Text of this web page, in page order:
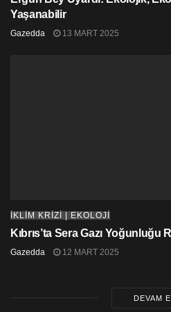
Yaşanabilir
Gazedda 13 MART 2025
İKLİM KRİZİ | EKOLOJİ
Kıbrıs’ta Sera Gazı
Gazedda 12 MART 2025
DEVAM